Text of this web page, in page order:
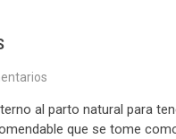
al parto natural para
que se tome